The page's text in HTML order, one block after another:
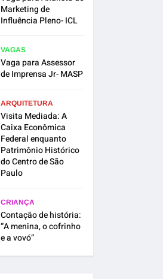
Marketing de
Influência Pleno- ICL
VAGAS
Vaga para Assessor
de Imprensa Jr- MASP
ARQUITETURA
Visita Mediada: A
Caixa Econômica
Federal enquanto
Patrimônio Histórico
do Centro de São
Paulo
CRIANÇA
Contação de história:
“A menina, o cofrinho
e a vovó”